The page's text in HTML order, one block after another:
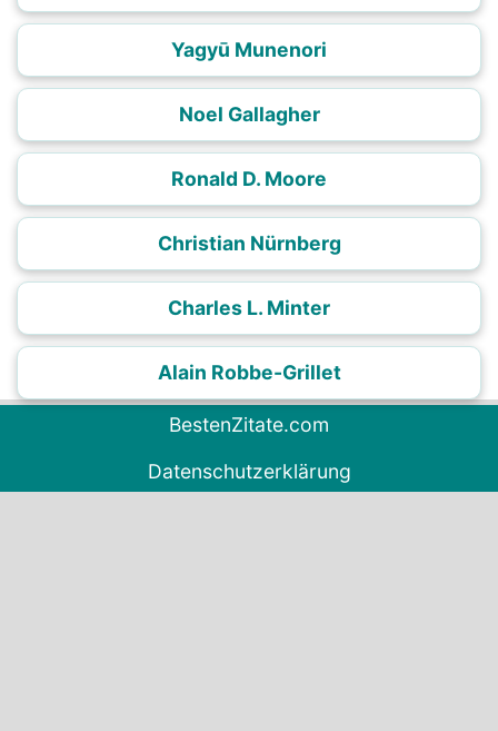
Yagyū Munenori
Noel Gallagher
Ronald D. Moore
Christian Nürnberg
Charles L. Minter
Alain Robbe-Grillet
BestenZitate.com
Datenschutzerklärung